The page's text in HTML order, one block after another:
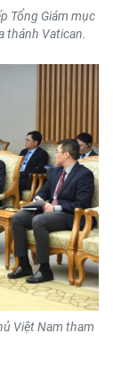
Tổng Giám mục
thánh Vatican.
Việt Nam tham